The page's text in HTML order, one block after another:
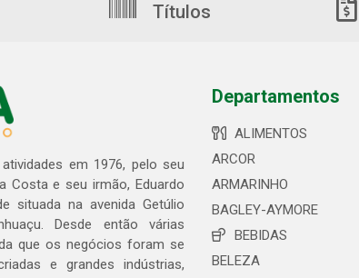
Títulos
em 1976, pelo seu
Costa e seu irmão, Eduardo
situada na avenida Getúlio
Desde então várias
que os negócios foram se
e grandes indústrias,
Departamentos
ALIMENTOS
ARCOR
ARMARINHO
BAGLEY-AYMORE
BEBIDAS
BELEZA